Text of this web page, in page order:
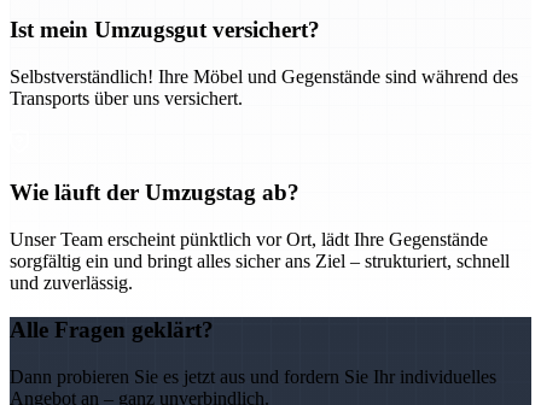
Ist mein Umzugsgut versichert?
Selbstverständlich! Ihre Möbel und Gegenstände sind während des
Transports über uns versichert.
Wie läuft der Umzugstag ab?
Unser Team erscheint pünktlich vor Ort, lädt Ihre Gegenstände
sorgfältig ein und bringt alles sicher ans Ziel – strukturiert, schnell
und zuverlässig.
Alle Fragen geklärt?
Dann probieren Sie es jetzt aus und fordern Sie Ihr individuelles
Angebot an – ganz unverbindlich.